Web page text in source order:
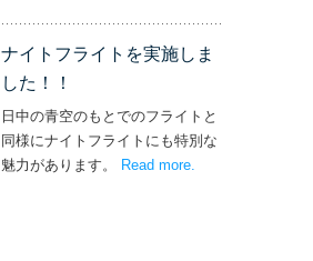
ナイトフライトを実施しま
した！！
日中の青空のもとでのフライトと
同様にナイトフライトにも特別な
魅力があります。 Read more